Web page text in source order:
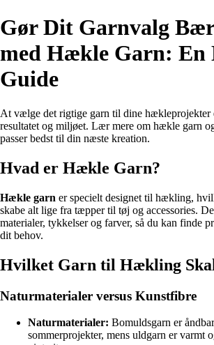
Gør Dit Garnvalg
med Hækle Garn: En
Guide
At vælge det rigtige garn til dine hækleprojekter
resultatet og miljøet. Lær mere om hækle garn
passer bedst til din næste kreation.
Hvad er Hækle Garn?
Hækle garn er specielt designet til hækling,
skabe alt lige fra tæpper til tøj og accessories.
materialer, tykkelser og farver, så du kan finde
dit behov.
Hvilket Garn til Hækling
Naturmaterialer versus Kunstfibre
Naturmaterialer: Bomuldsgarn er
sommerprojekter, mens uldgarn er varmt